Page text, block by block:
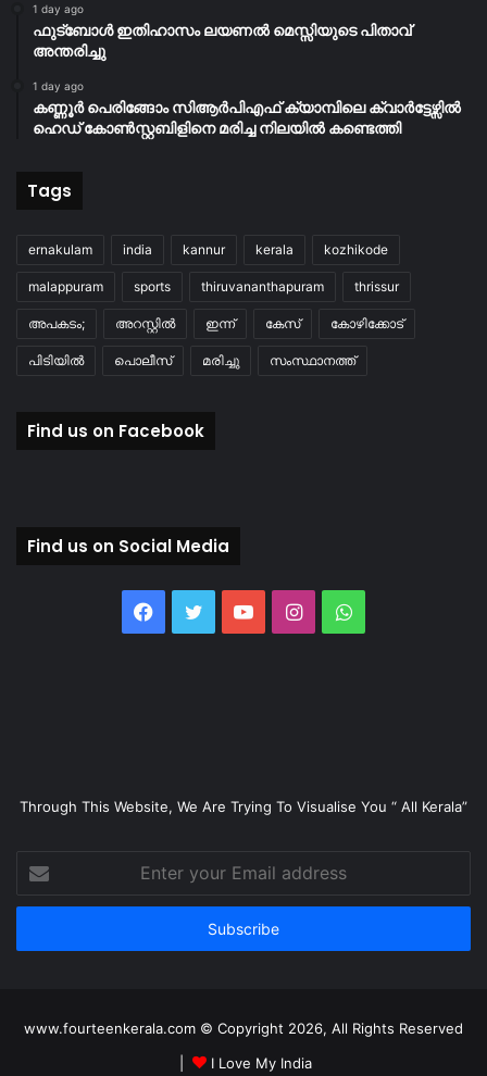
1 day ago
ഫുട്ബോൾ ഇതിഹാസം ലയണൽ മെസ്സിയുടെ പിതാവ്
അന്തരിച്ചു
1 day ago
കണ്ണൂർ പെരിങ്ങോം സിആർപിഎഫ് ക്യാമ്പിലെ ക്വാർട്ടേഴ്സിൽ
ഹെഡ് കോൺസ്റ്റബിളിനെ മരിച്ച നിലയിൽ കണ്ടെത്തി
Tags
ernakulam india kannur kerala kozhikode
malappuram sports thiruvananthapuram thrissur
അപകടം; അറസ്റ്റിൽ ഇന്ന് കേസ് കോഴിക്കോട്
പിടിയിൽ പൊലീസ് മരിച്ചു സംസ്ഥാനത്ത്
Find us on Facebook
Find us on Social Media
Facebook
TwitterYouTubeInstagramWhatsApp
Through This Website, We Are Trying To Visualise You “ All Kerala”
your
Email
www.fourteenkerala.com © Copyright 2026, All Rights Reserved
I Love My India